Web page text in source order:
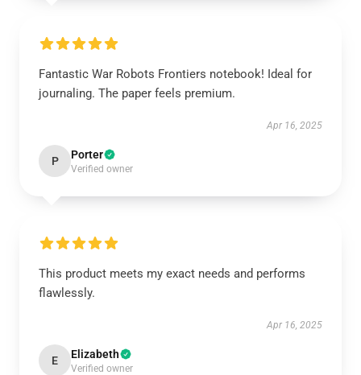
Fantastic War Robots Frontiers notebook! Ideal for
journaling. The paper feels premium.
Apr 16, 2025
P Porter
Verified owner
This product meets my exact needs and performs
flawlessly.
Apr 16, 2025
E Elizabeth
Verified owner